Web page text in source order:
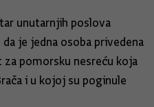
unutarnjih poslova
je jedna osoba privedena
pomorsku nesreću koja
i u kojoj su poginule